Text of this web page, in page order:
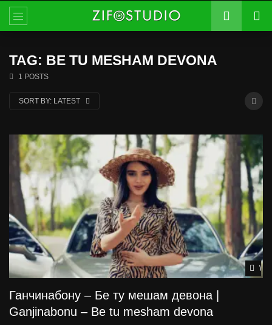
TAG: BE TU MESHAM DEVONA
1 POSTS
SORT BY: LATEST
Ганчинабону – Бе ту мешам девона |
Ganjinabonu – Be tu mesham devona